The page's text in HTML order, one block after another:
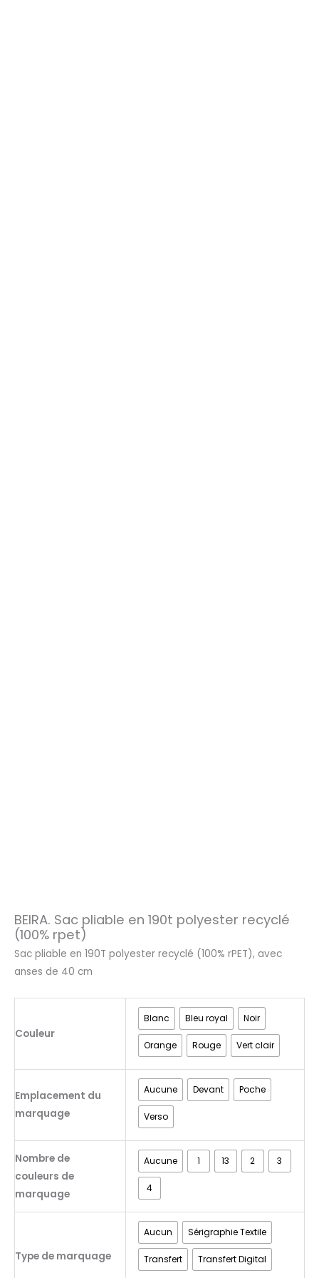
BEIRA. Sac pliable en 190t polyester recyclé
(100% rpet)
Sac pliable en 190T polyester recyclé (100% rPET), avec
anses de 40 cm
Couleur
Blanc Bleu royal Noir
Orange Rouge Vert clair
Emplacement du
marquage
Aucune Devant Poche
Verso
Nombre de
couleurs de
marquage
Aucune 1 13 2 3
4
Type de marquage
Aucun Sérigraphie Textile
Transfert Transfert Digital